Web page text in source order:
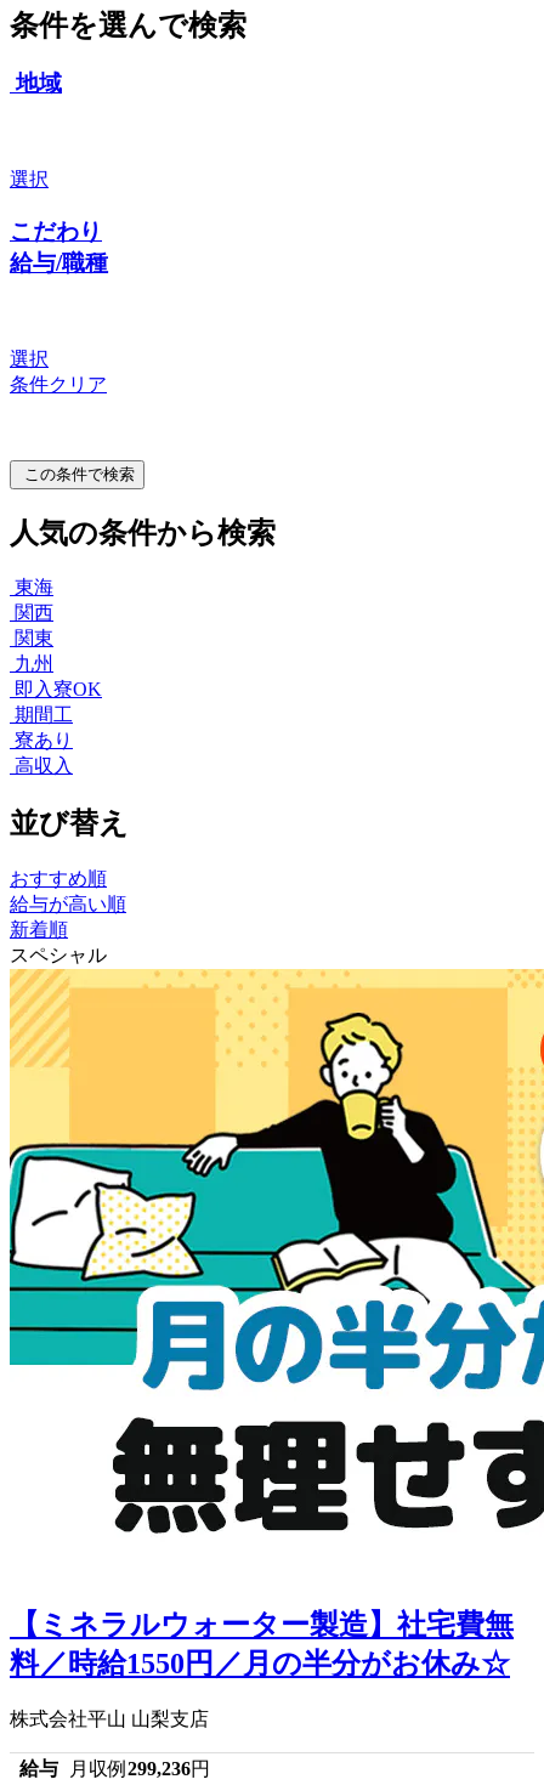
条件を選んで検索
地域
選択
こだわり
給与/職種
選択
条件クリア
この条件で検索
人気の条件から検索
東海
関西
関東
九州
即入寮OK
期間工
寮あり
高収入
並び替え
おすすめ順
給与が高い順
新着順
スペシャル
【ミネラルウォーター製造】社宅費無
料／時給1550円／月の半分がお休み☆
株式会社平山 山梨支店
給与 月収例 299,236円